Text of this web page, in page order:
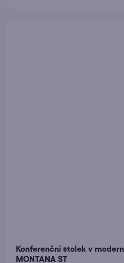
Konferenční stolek v
MONTANA ST